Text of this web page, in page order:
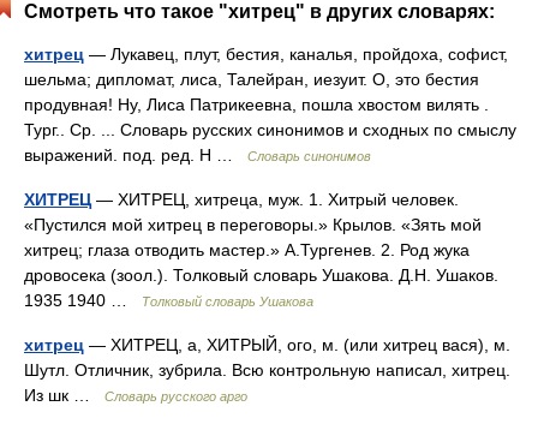
Смотреть что такое "хитрец" в других словарях:
хитрец — Лукавец, плут, бестия, каналья, пройдоха, софист,
шельма; дипломат, лиса, Талейран, иезуит. О, это бестия
продувная! Ну, Лиса Патрикеевна, пошла хвостом вилять .
Тург.. Ср. ... Словарь русских синонимов и сходных по смыслу
выражений. под. ред. Н …
Словарь синонимов
ХИТРЕЦ — ХИТРЕЦ, хитреца, муж. 1. Хитрый человек.
«Пустился мой хитрец в переговоры.» Крылов. «Зять мой
хитрец; глаза отводить мастер.» А.Тургенев. 2. Род жука
дровосека (зоол.). Толковый словарь Ушакова. Д.Н. Ушаков.
1935 1940 …
Толковый словарь Ушакова
хитрец — ХИТРЕЦ, а, ХИТРЫЙ, ого, м. (или хитрец вася), м.
Шутл. Отличник, зубрила. Всю контрольную написал, хитрец.
Из шк …
Словарь русского арго